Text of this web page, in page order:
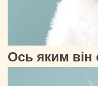
Ось яким він